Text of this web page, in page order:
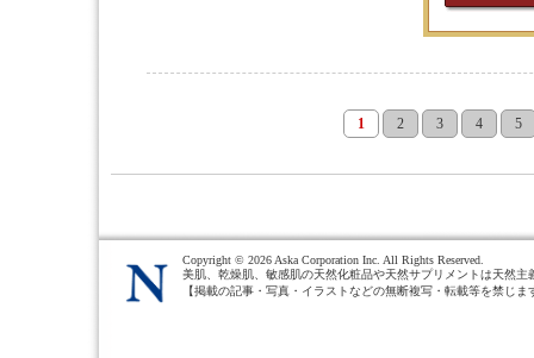
1 2 3 4 5
Copyright © 2026 Aska Corporation Inc. All Rights Reserved.
美肌、乾燥肌、敏感肌の天然化粧品や天然サプリメントは天然主
【掲載の記事・写真・イラストなどの無断複写・転載等を禁じま